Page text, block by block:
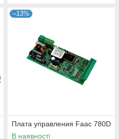
–13%
Плата управления Faac 780D
В наявності